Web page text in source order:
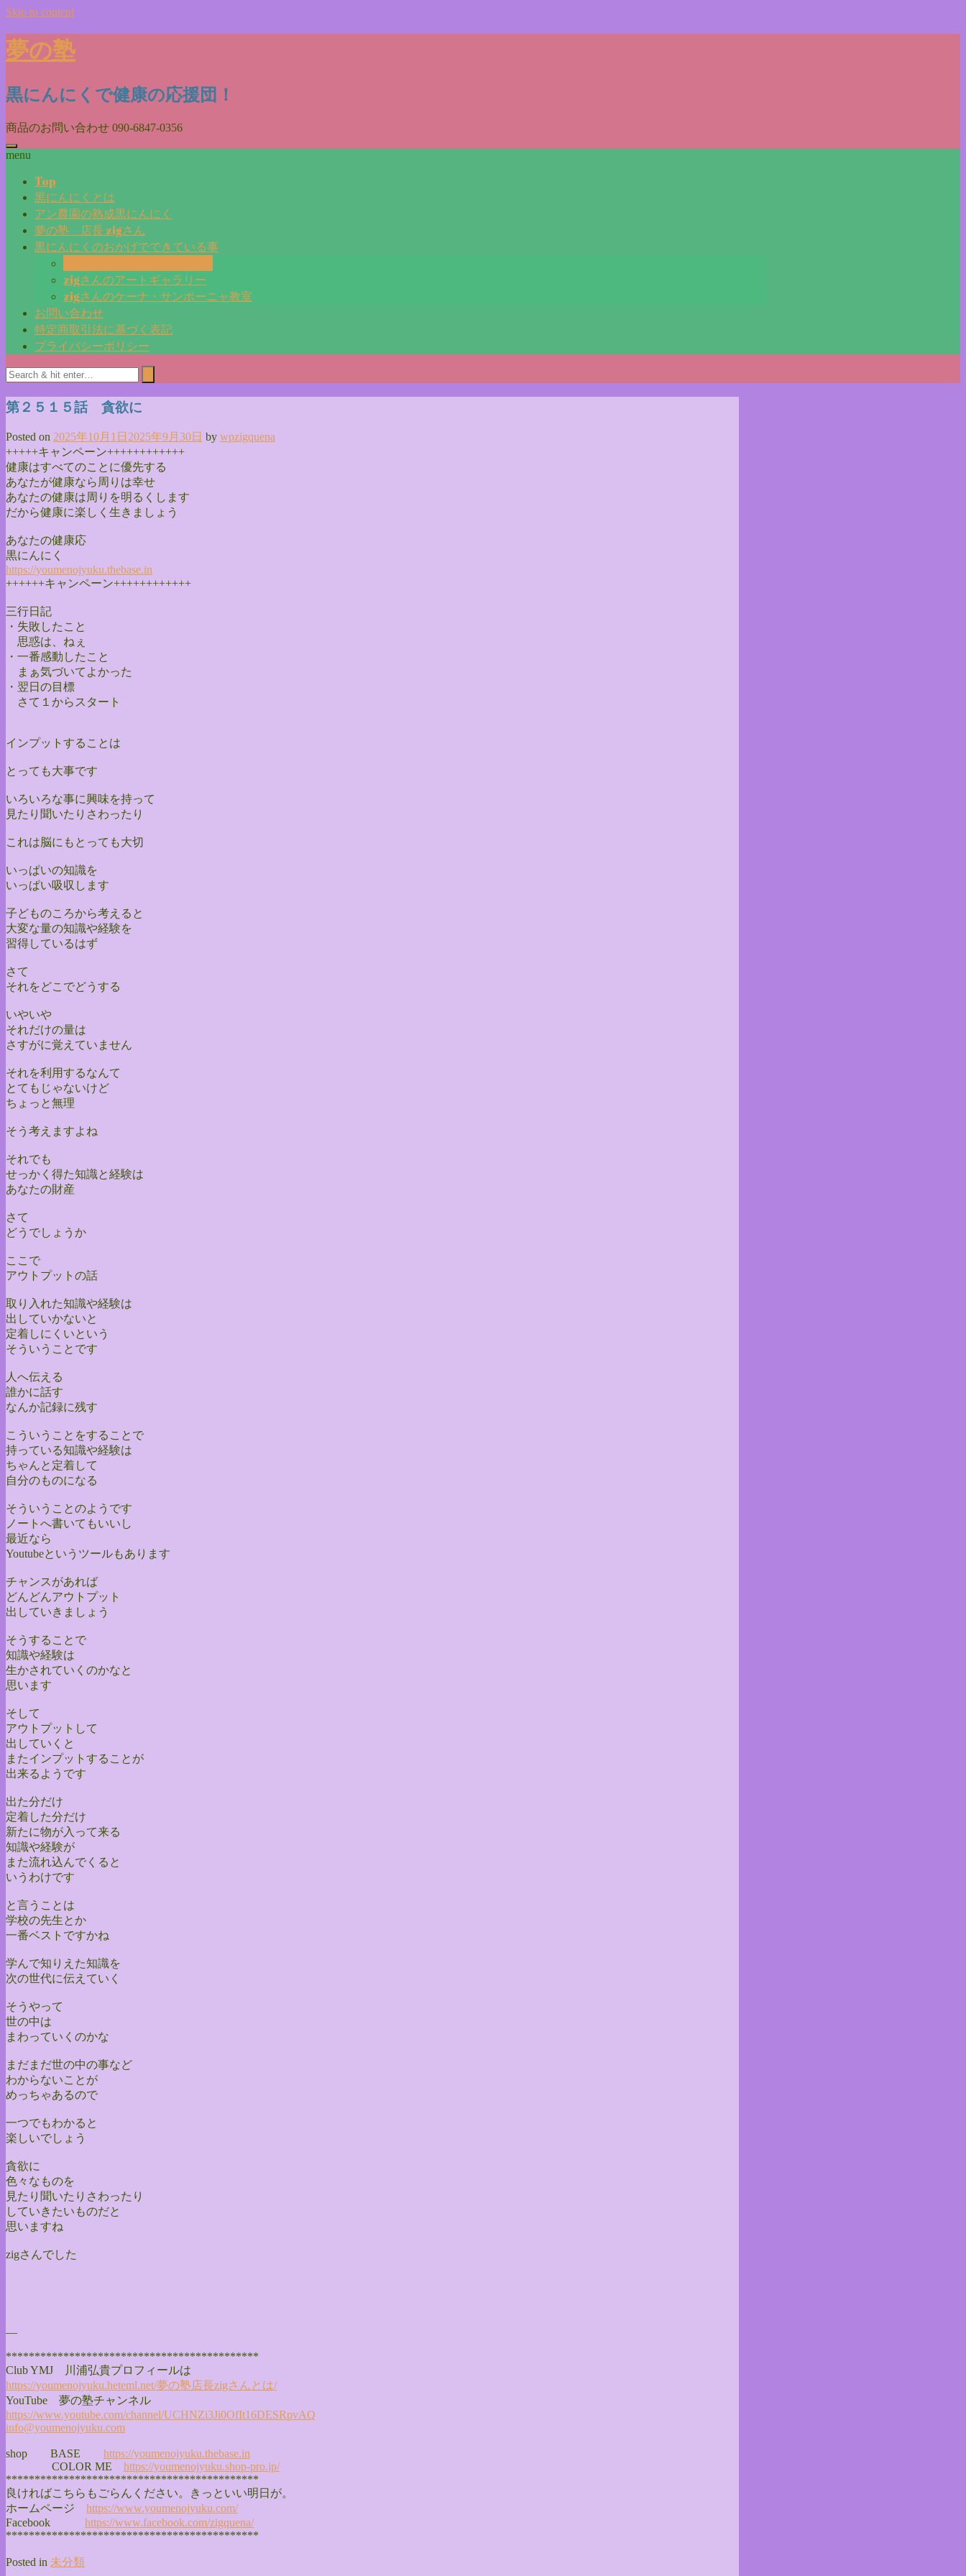
Skip to content
夢の塾
黒にんにくで健康の応援団！
商品のお問い合わせ 090-6847-0356
menu
Top
黒にんにくとは
アン農園の熟成黒にんにく
夢の塾 店長 zigさん
黒にんにくのおかげでできている事
zigさんのアートギャラリー
zigさんのケーナ・サンポーニャ教室
お問い合わせ
特定商取引法に基づく表記
プライバシーポリシー
第２５１５話 貪欲に
Posted on 2025年10月1日 2025年9月30日 by wpzigquena
+++++キャンペーン++++++++++++
健康はすべてのことに優先する
あなたが健康なら周りは幸せ
あなたの健康は周りを明るくします
だから健康に楽しく生きましょう
あなたの健康応
黒にんにく
https://youmenojyuku.thebase.in
++++++キャンペーン++++++++++++
三行日記
・失敗したこと
思惑は、ねぇ
・一番感動したこと
まぁ気づいてよかった
・翌日の目標
さて１からスタート
インプットすることは
とっても大事です
いろいろな事に興味を持って
見たり聞いたりさわったり
これは脳にもとっても大切
いっぱいの知識を
いっぱい吸収します
子どものころから考えると
大変な量の知識や経験を
習得しているはず
さて
それをどこでどうする
いやいや
それだけの量は
さすがに覚えていません
それを利用するなんて
とてもじゃないけど
ちょっと無理
そう考えますよね
それでも
せっかく得た知識と経験は
あなたの財産
さて
どうでしょうか
ここで
アウトプットの話
取り入れた知識や経験は
出していかないと
定着しにくいという
そういうことです
人へ伝える
誰かに話す
なんか記録に残す
こういうことをすることで
持っている知識や経験は
ちゃんと定着して
自分のものになる
そういうことのようです
ノートへ書いてもいいし
最近なら
Youtubeというツールもあります
チャンスがあれば
どんどんアウトプット
出していきましょう
そうすることで
知識や経験は
生かされていくのかなと
思います
そして
アウトプットして
出していくと
またインプットすることが
出来るようです
出た分だけ
定着した分だけ
新たに物が入って来る
知識や経験が
また流れ込んでくると
いうわけです
と言うことは
学校の先生とか
一番ベストですかね
学んで知りえた知識を
次の世代に伝えていく
そうやって
世の中は
まわっていくのかな
まだまだ世の中の事など
わからないことが
めっちゃあるので
一つでもわかると
楽しいでしょう
貪欲に
色々なものを
見たり聞いたりさわったり
していきたいものだと
思いますね
zigさんでした
—
********************************************
Club YMJ 川浦弘貴プロフィールは
https://youmenojyuku.heteml.net/夢の塾店長zigさんとは/
YouTube 夢の塾チャンネル
https://www.youtube.com/channel/UCHNZi3Ji0OfIt16DESRpvAQ
info@youmenojyuku.com
shop BASE https://youmenojyuku.thebase.in
COLOR ME https://youmenojyuku.shop-pro.jp/
********************************************
良ければこちらもごらんください。きっといい明日が。
ホームページ https://www.youmenojyuku.com/
Facebook https://www.facebook.com/zigquena/
********************************************
Posted in 未分類